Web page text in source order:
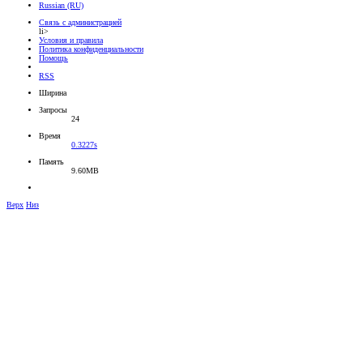
Russian (RU)
Связь с администрацией
li>
Условия и правила
Политика конфиденциальности
Помощь
RSS
Ширина
Запросы
24
Время
0.3227s
Память
9.60MB
Верх Низ